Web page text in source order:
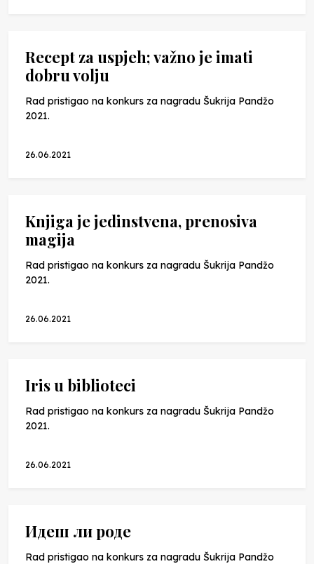
Recept za uspjeh; važno je imati
dobru volju
Rad pristigao na konkurs za nagradu Šukrija Pandžo
2021.
26.06.2021
Knjiga je jedinstvena, prenosiva
magija
Rad pristigao na konkurs za nagradu Šukrija Pandžo
2021.
26.06.2021
Iris u biblioteci
Rad pristigao na konkurs za nagradu Šukrija Pandžo
2021.
26.06.2021
Идеш ли роде
Rad pristigao na konkurs za nagradu Šukrija Pandžo